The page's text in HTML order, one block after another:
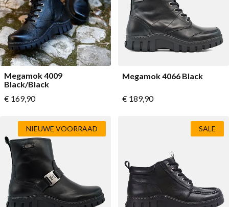
Megamok 4009
Black/Black
Vanaf
€ 169,90
Megamok 4066 Black
Vanaf
€ 189,90
NIEUWE VOORRAAD SALE